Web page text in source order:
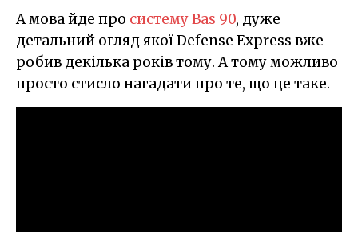
А мова йде про систему Bas 90, дуже
детальний огляд якої Defense Express вже
робив декілька років тому. А тому можливо
просто стисло нагадати про те, що це таке.